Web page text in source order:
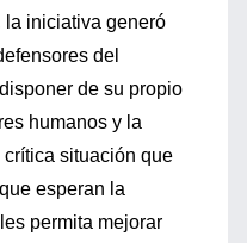
la iniciativa generó
del
de su propio
humanos y la
situación que
esperan la
permita mejorar